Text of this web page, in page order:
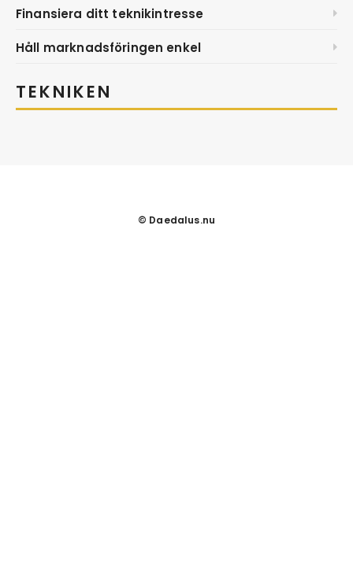
Finansiera ditt teknikintresse
Håll marknadsföringen enkel
TEKNIKEN
© Daedalus.nu